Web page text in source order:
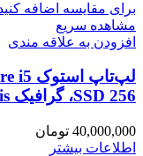
برای مقایسه اضافه
مشاهده سریع
افزودن به علاقه مندی
SSD 256، گرافیک Iris
40,000,000 تومان
اطلاعات بیشتر